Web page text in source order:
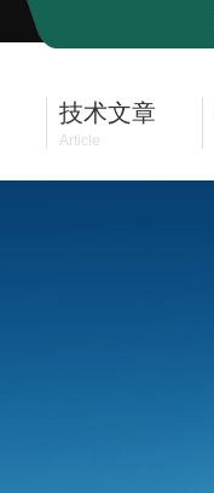
技术文章
Article